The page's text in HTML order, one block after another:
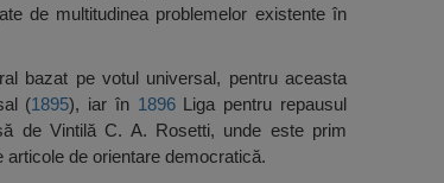
de multitudinea problemelor existente în
bazat pe votul universal, pentru aceasta
(1895), iar în 1896Liga pentru repausul
de Vintilă C. A. Rosetti, unde este prim
de orientare democratică.